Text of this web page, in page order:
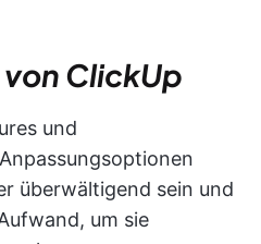
ClickUp
und
überwältigend sein und
um sie